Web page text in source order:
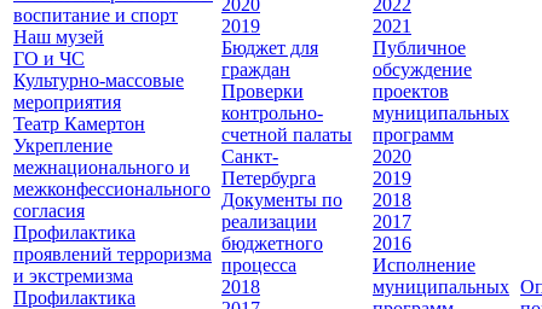
воспитание и спорт
Наш музей
ГО и ЧС
Культурно-массовые
мероприятия
Театр Камертон
Укрепление
межнационального и
межконфессионального
согласия
Профилактика
проявлений терроризма
и экстремизма
Профилактика
2020
2019
Бюджет для
граждан
Проверки
контрольно-
счетной палаты
Санкт-
Петербурга
Документы по
реализации
бюджетного
процесса
2018
2022
2021
Публичное
обсуждение
проектов
муниципальных
программ
2020
2019
2018
2017
2016
Исполнение
муниципальных